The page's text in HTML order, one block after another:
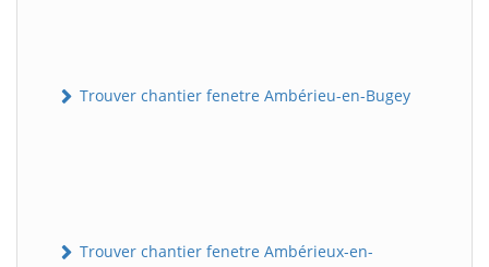
Trouver chantier fenetre Ambérieu-en-Bugey
Trouver chantier fenetre Ambérieux-en-